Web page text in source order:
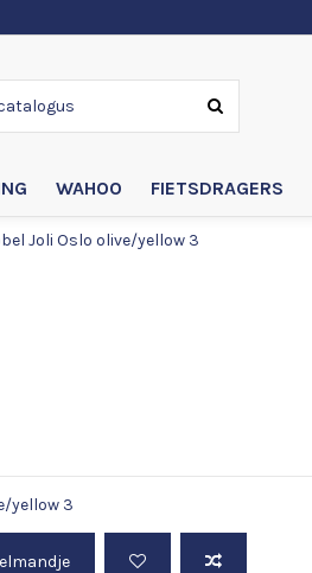
WAHOO FIETSDRAGERS
Joli Oslo olive/yellow 3
yellow 3